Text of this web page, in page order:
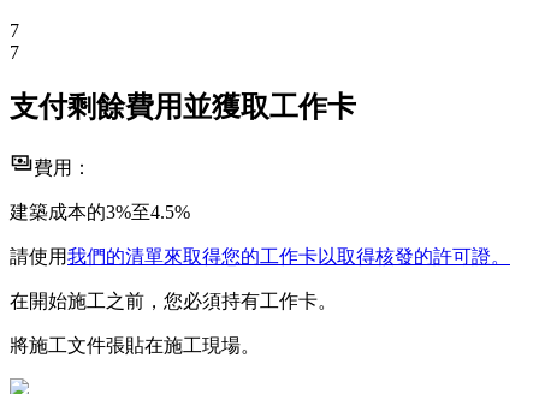
7
7
支付剩餘費用並獲取工作卡
費用：
建築成本的3%至4.5%
請使用我們的清單來取得您的工作卡以取得核發的許可證。
在開始施工之前，您必須持有工作卡。
將施工文件張貼在施工現場。